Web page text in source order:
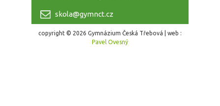
skola@gymnct.cz
copyright © 2026 Gymnázium Česká Třebová | web :
Pavel Ovesný